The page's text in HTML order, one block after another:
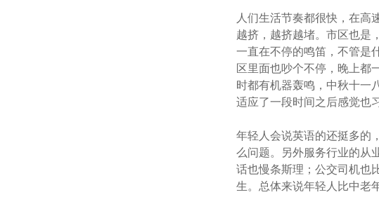
人们生活节奏都很快，在高
越挤，越挤越堵。市区也是
一直在不停的鸣笛，不管是
区里面也吵个不停，晚上都
时都有机器轰鸣，中秋十一
适应了一段时间之后感觉也
年轻人会说英语的还挺多的
么问题。另外服务行业的从
话也慢条斯理；公交司机也
生。总体来说年轻人比中老